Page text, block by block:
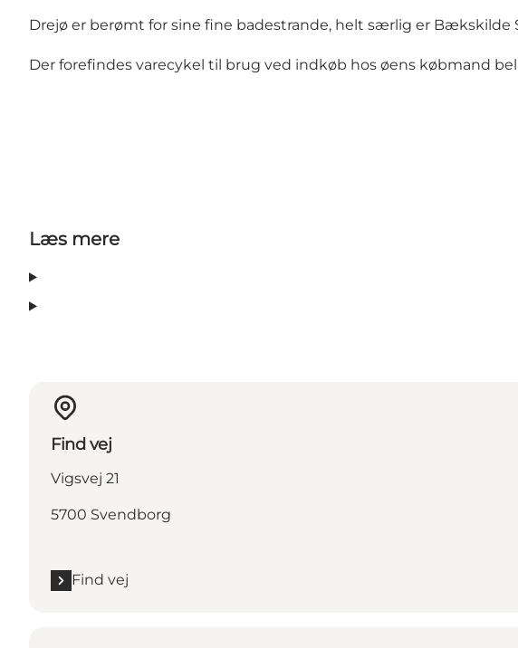
Drejø er berømt for sine fine badestrande, helt særlig er
Der forefindes varecykel til brug ved indkøb hos øens købmand
Læs mere
Find vej
Vigsvej 21
5700 Svendborg
Find vej